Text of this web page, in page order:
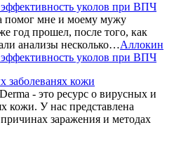
уколов при ВПЧ
помог мне и моему мужу
год прошел, после того, как
анализы несколько…Аллокин
уколов при ВПЧ
заболеванях кожи
- это ресурс о вирусных и
кожи. У нас представлена
заражения и методах